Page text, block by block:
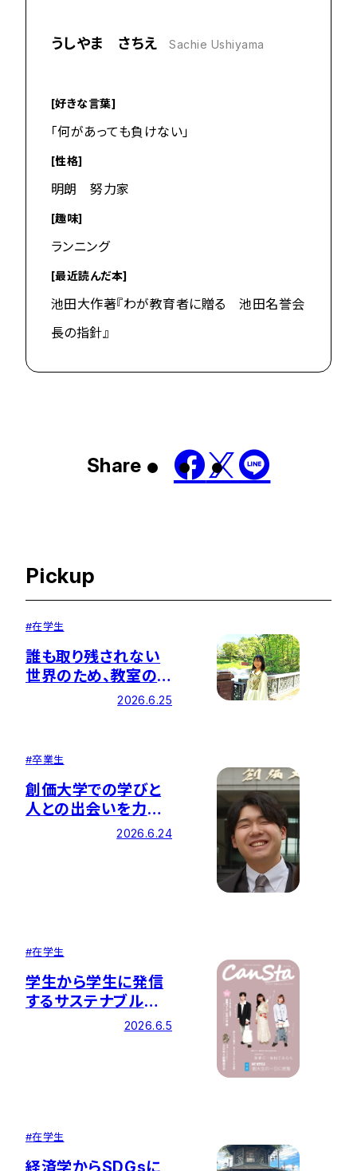
うしやま さちえ Sachie Ushiyama
[好きな言葉]
「何があっても負けない」
[性格]
明朗 努力家
[趣味]
ランニング
[最近読んだ本]
池田大作著『わが教育者に贈る 池田名誉会
長の指針』
Share
Pickup
#在学生
誰も取り残されない
世界のため、教室の
知識を現場の力に
2026.6.25
#卒業生
創価大学での学びと
人との出会いを力に
国内最大手の総合商
2026.6.24
#在学生
学生から学生に発信
するサステナブルア
クション 『CanSta』を
2026.6.5
#在学生